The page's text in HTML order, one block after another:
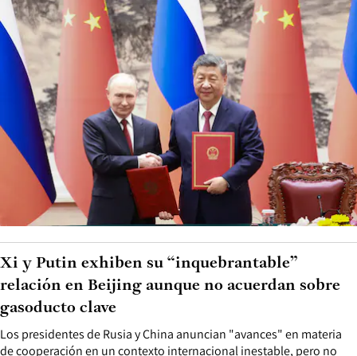
Los presidentes de Rusia y China anuncian "avances" en materia
de cooperación en un contexto internacional inestable, pero no
Xi y Putin exhiben su “inquebrantable”
relación en Beijing aunque no acuerdan sobre
gasoducto clave